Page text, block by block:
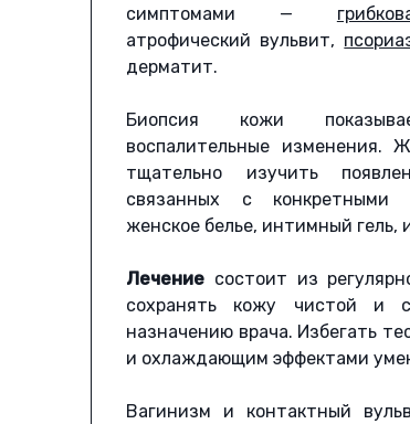
симптомами —
атрофический вульвит,
дерматит.
Биопсия кожи
воспалительные изменения.
тщательно изучить
связанных с конкретными
женское белье, интимный гель,
Лечение состоит из
сохранять кожу чистой и
назначению врача. Избегать
и охлаждающим эффектами
Вагинизм и контактный